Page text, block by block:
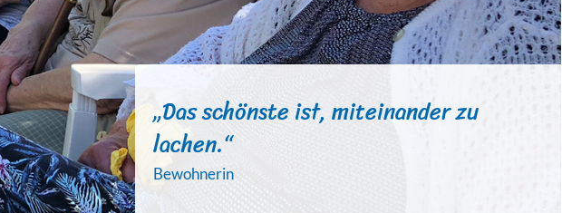
„Das schönste ist, miteinander zu
lachen.“
Bewohnerin